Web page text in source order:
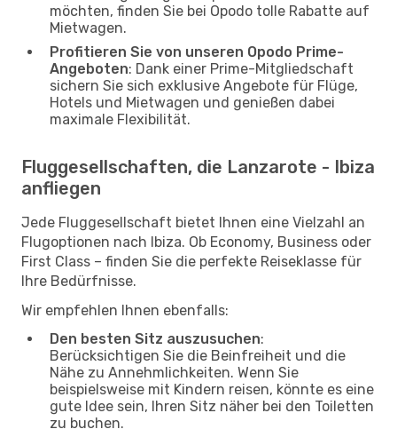
möchten, finden Sie bei Opodo tolle Rabatte auf
Mietwagen.
Profitieren Sie von unseren Opodo Prime-
Angeboten: Dank einer Prime-Mitgliedschaft
sichern Sie sich exklusive Angebote für Flüge,
Hotels und Mietwagen und genießen dabei
maximale Flexibilität.
Fluggesellschaften, die Lanzarote - Ibiza
anfliegen
Jede Fluggesellschaft bietet Ihnen eine Vielzahl an
Flugoptionen nach Ibiza. Ob Economy, Business oder
First Class – finden Sie die perfekte Reiseklasse für
Ihre Bedürfnisse.
Wir empfehlen Ihnen ebenfalls:
Den besten Sitz auszusuchen:
Berücksichtigen Sie die Beinfreiheit und die
Nähe zu Annehmlichkeiten. Wenn Sie
beispielsweise mit Kindern reisen, könnte es eine
gute Idee sein, Ihren Sitz näher bei den Toiletten
zu buchen.